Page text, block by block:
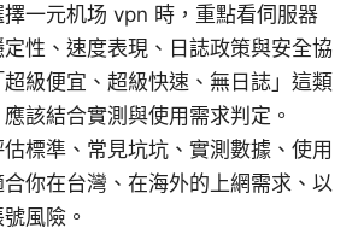
一元机场 vpn 時，重點看伺服器
性、速度表現、日誌政策與安全協
級便宜、超級快速、無日誌」這類
該結合實測與使用需求判定。
標準、常見坑坑、實測數據、使用
你在台灣、在海外的上網需求、以
風險。